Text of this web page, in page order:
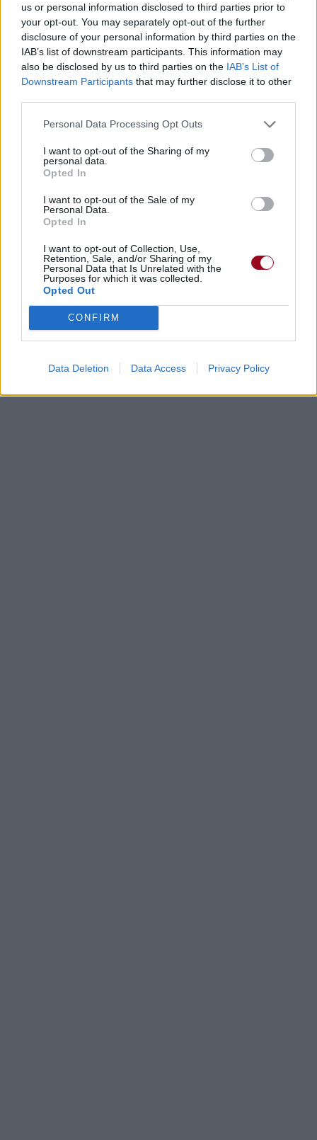
us or personal information disclosed to third parties prior to
your opt-out. You may separately opt-out of the further
disclosure of your personal information by third parties on the
IAB’s list of downstream participants. This information may
also be disclosed by us to third parties on the IAB’s List of
Downstream Participants that may further disclose it to other
Personal Data Processing Opt Outs
I want to opt-out of the Sharing of my
personal data.
Opted In
I want to opt-out of the Sale of my
Personal Data.
Opted In
I want to opt-out of Collection, Use,
Retention, Sale, and/or Sharing of my
Personal Data that Is Unrelated with the
Purposes for which it was collected.
Opted Out
CONFIRM
Data Deletion Data Access Privacy Policy